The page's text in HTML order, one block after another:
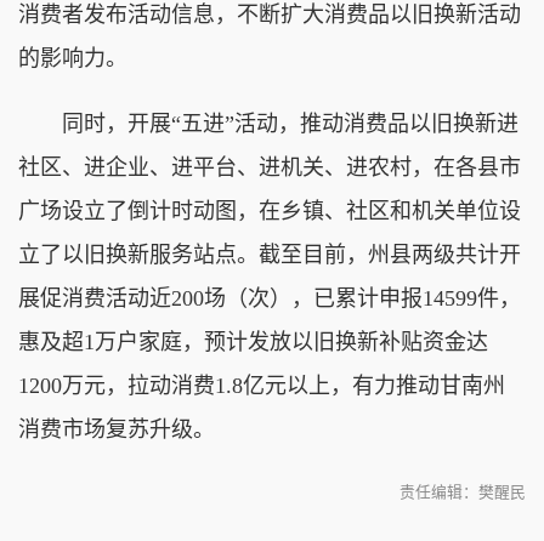
消费者发布活动信息，不断扩大消费品以旧换新活动
的影响力。
同时，开展“五进”活动，推动消费品以旧换新进
社区、进企业、进平台、进机关、进农村，在各县市
广场设立了倒计时动图，在乡镇、社区和机关单位设
立了以旧换新服务站点。截至目前，州县两级共计开
展促消费活动近200场（次），已累计申报14599件，
惠及超1万户家庭，预计发放以旧换新补贴资金达
1200万元，拉动消费1.8亿元以上，有力推动甘南州
消费市场复苏升级。
责任编辑：樊醒民